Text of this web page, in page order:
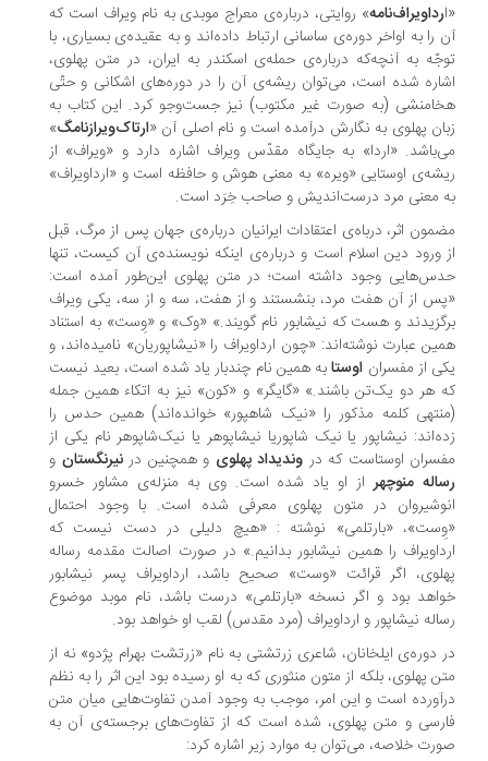
رداویراف‌نامه» روایتی، درباره‌ی معراج موبدی به نام ویراف است که
را به اواخر دوره‌ی ساسانی ارتباط داده‌اند و به عقیده‌ی بسیاری، با
به آنچه‌که درباره‌ی حمله‌ی اسکندر به ایران، در متن پهلوی،
شده است، می‌توان ریشه‌ی آن را در دوره‌های اشکانی و حتّی
(به صورت غیر مکتوب) نیز جست‌وجو کرد. این کتاب به
پهلوی به نگارش درآمده است و نام اصلی آن «ارتاک‌ویرازنامگ»
«اردا» به جایگاه مقدّس ویراف اشاره دارد و «ویراف» از
اوستایی «ویره» به معنی هوش و حافظه است و «ارداویراف»
معنی مرد درست‌اندیش و صاحب خِرَد است.
اثر، درباه‌ی اعتقادات ایرانیان درباره‌ی جهان پس از مرگ، قبل
ورود دین اسلام است و درباره‌ی اینکه نویسنده‌ی آن کیست، تنها
وجود داشته است؛ در متن پهلوی این‌طور آمده است:
از آن هفت مرد، بنشستند و از هفت، سه و از سه، یکی ویراف
و هست که نیشابور نام گویند.» «وک» و «وِست» به استناد
عبارت نوشته‌اند: «چون ارداویراف را «نیشاپوریان» نامیده‌اند، و
از مفسراناوستابه همین نام چندبار یاد شده است، بعید نیست
هر دو یک‌تن باشند.» «گایگر» و «کون» نیز به اتکاء همین جمله
کلمه مذکور را «نیک شاهپور» خوانده‌اند) همین حدس را
نیشاپور یا نیک شاپوریا نیشاپوهر یا نیک‌شاپوهر نام یکی از
اوستاست که در وندیداد پهلویو همچنین درنیرنگستانو
منوچهر از او یاد شده است. وی به منزله‌ی مشاور خسرو
در متون پهلوی معرفی شده است. با وجود احتمال
«بارتلمی» نوشته : «هیچ دلیلی در دست نیست که
را همین نیشابور بدانیم.» در صورت اصالت مقدمه رساله
اگر قرائت «وست» صحیح باشد، ارداویراف پسر نیشابور
بود و اگر نسخه «بارتلمی» درست باشد، نام موبد موضوع
نیشاپور و ارداویراف (مرد مقدس) لقب او خواهد بود.
دوره‌ی ایلخانان، شاعری زرتشتی به نام «زرتشت بهرام پژدو» نه از
پهلوی، بلکه از متون منثوری که به او رسیده بود این اثر را به نظم
است و این امر، موجب به وجود آمدن تفاوت‌هایی میان متن
و متن پهلوی، شده است که از تفاوت‌های برجسته‌ی آن به
خلاصه، می‌توان به موارد زیر اشاره کرد: